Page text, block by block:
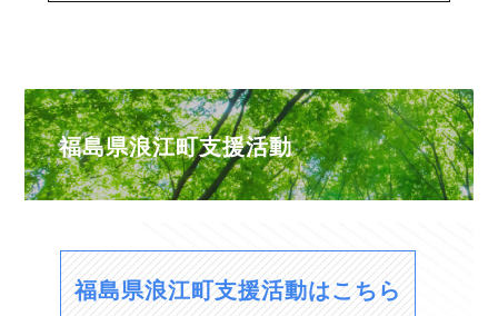
福島県浪江町支援活動
福島県浪江町支援活動はこちら